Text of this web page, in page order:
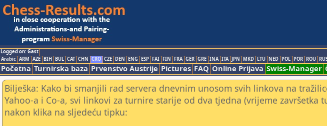
Logged on: Gast
Arabic ARM AZE BIH BUL CAT CHN CRO CZE DEN ENG ESP FAI FIN FRA GER GRE INA ITA JPN MKD LTU NED POL POR ROU
Početna Turnirska baza Prvenstvo Austrije Pictures FAQ Online Prijava Swiss-Manager
Bilješka: Kako bi smanjili rad servera dnevnim unosom svih linkova na
Yahoo-a i Co-a, svi linkovi za turnire starije od dva tjedna (vrijeme završetka
nakon klika na sljedeću tipku: